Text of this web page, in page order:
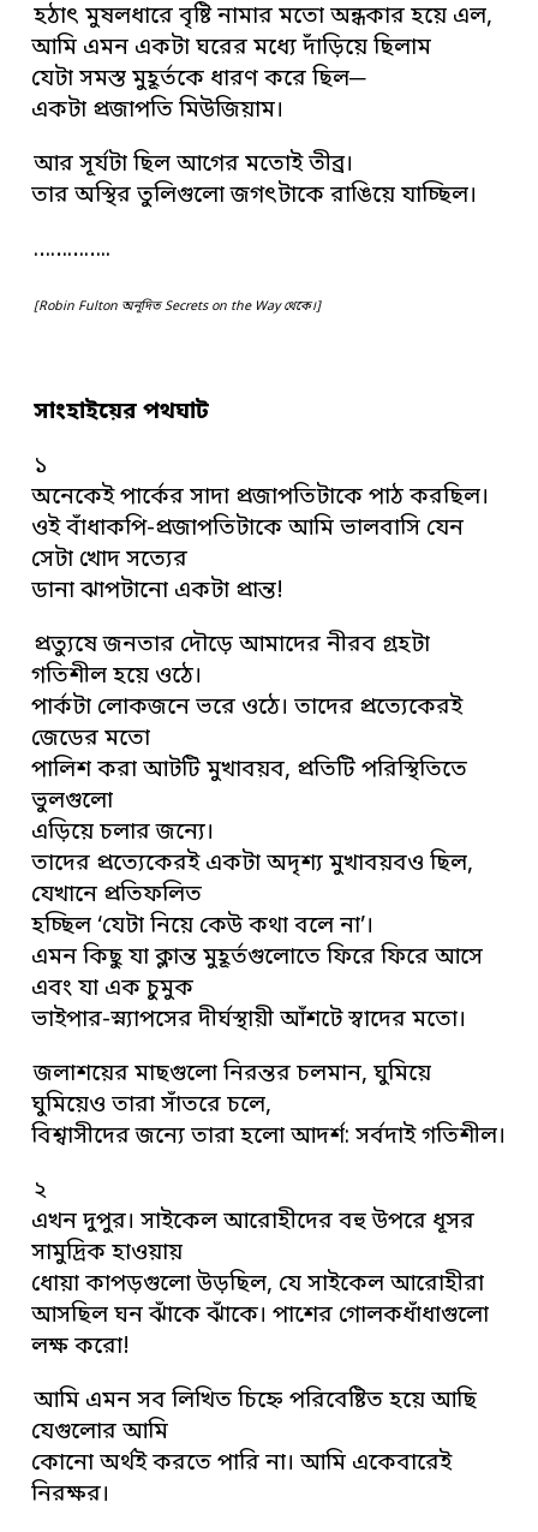
হঠাৎ মুষলধারে বৃষ্টি নামার মতো অন্ধকার হয়ে এল,
আমি এমন একটা ঘরের মধ্যে দাঁড়িয়ে ছিলাম
যেটা সমস্ত মুহূর্তকে ধারণ করে ছিল─
একটা প্রজাপতি মিউজিয়াম।
আর সূর্যটা ছিল আগের মতোই তীব্র।
তার অস্থির তুলিগুলো জগৎটাকে রাঙিয়ে যাচ্ছিল।
…………..
[Robin Fulton অনূদিত Secrets on the Way থেকে।]
সাংহাইয়ের পথঘাট
১
অনেকেই পার্কের সাদা প্রজাপতিটাকে পাঠ করছিল।
ওই বাঁধাকপি-প্রজাপতিটাকে আমি ভালবাসি যেন
সেটা খোদ সত্যের
ডানা ঝাপটানো একটা প্রান্ত!
প্রত্যুষে জনতার দৌড়ে আমাদের নীরব গ্রহটা
গতিশীল হয়ে ওঠে।
পার্কটা লোকজনে ভরে ওঠে। তাদের প্রত্যেকেরই
জেডের মতো
পালিশ করা আটটি মুখাবয়ব, প্রতিটি পরিস্থিতিতে
ভুলগুলো
এড়িয়ে চলার জন্যে।
তাদের প্রত্যেকেরই একটা অদৃশ্য মুখাবয়বও ছিল,
যেখানে প্রতিফলিত
হচ্ছিল ‘যেটা নিয়ে কেউ কথা বলে না’।
এমন কিছু যা ক্লান্ত মুহূর্তগুলোতে ফিরে ফিরে আসে
এবং যা এক চুমুক
ভাইপার-স্ন্যাপসের দীর্ঘস্থায়ী আঁশটে স্বাদের মতো।
জলাশয়ের মাছগুলো নিরন্তর চলমান, ঘুমিয়ে
ঘুমিয়েও তারা সাঁতরে চলে,
বিশ্বাসীদের জন্যে তারা হলো আদর্শ: সর্বদাই গতিশীল।
২
এখন দুপুর। সাইকেল আরোহীদের বহু উপরে ধূসর
সামুদ্রিক হাওয়ায়
ধোয়া কাপড়গুলো উড়ছিল, যে সাইকেল আরোহীরা
আসছিল ঘন ঝাঁকে ঝাঁকে। পাশের গোলকধাঁধাগুলো
লক্ষ করো!
আমি এমন সব লিখিত চিহ্নে পরিবেষ্টিত হয়ে আছি
যেগুলোর আমি
কোনো অর্থই করতে পারি না। আমি একেবারেই
নিরক্ষর।